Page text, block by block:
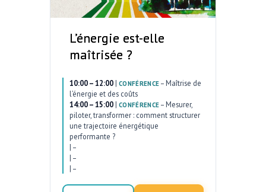
L’énergie est-elle
maîtrisée ?
10:00 – 12:00 | CONFÉRENCE – Maîtrise de
l’énergie et des coûts
14:00 – 15:00 | CONFÉRENCE – Mesurer,
piloter, transformer : comment structurer
une trajectoire énergétique
performante ?
| –
| –
| –